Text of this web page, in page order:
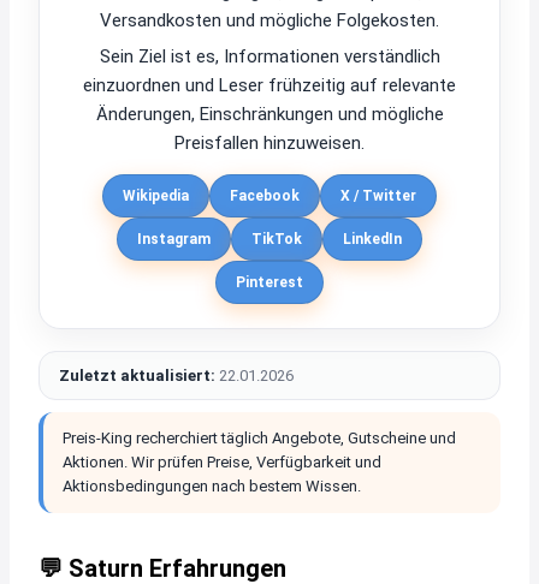
Versandkosten und mögliche Folgekosten.
Sein Ziel ist es, Informationen verständlich
einzuordnen und Leser frühzeitig auf relevante
Änderungen, Einschränkungen und mögliche
Preisfallen hinzuweisen.
Wikipedia Facebook X / Twitter
Instagram TikTok LinkedIn
Pinterest
Zuletzt aktualisiert: 22.01.2026
Preis-King recherchiert täglich Angebote, Gutscheine und
Aktionen. Wir prüfen Preise, Verfügbarkeit und
Aktionsbedingungen nach bestem Wissen.
💬 Saturn Erfahrungen